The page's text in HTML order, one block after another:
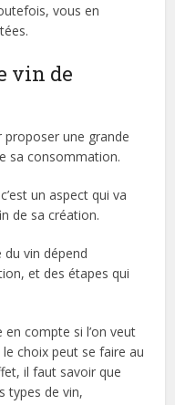
vous en
vin de
une grande
sa consommation.
un aspect qui va
de sa création.
vin dépend
et des étapes qui
compte si l’on veut
choix peut se faire au
il faut savoir que
types de vin,